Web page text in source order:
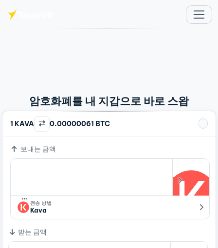
암호화폐를 내 지갑으로 바로 스왑
1 KAVA 0.00000061 BTC
보내는 금액
…
전송 방법
Kava
받는 금액